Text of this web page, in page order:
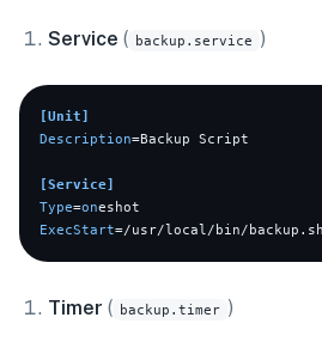
Service ( backup.service )
[Unit]
Description=Backup Script
[Service]
Type=on
ExecStart
Timer ( backup.timer )